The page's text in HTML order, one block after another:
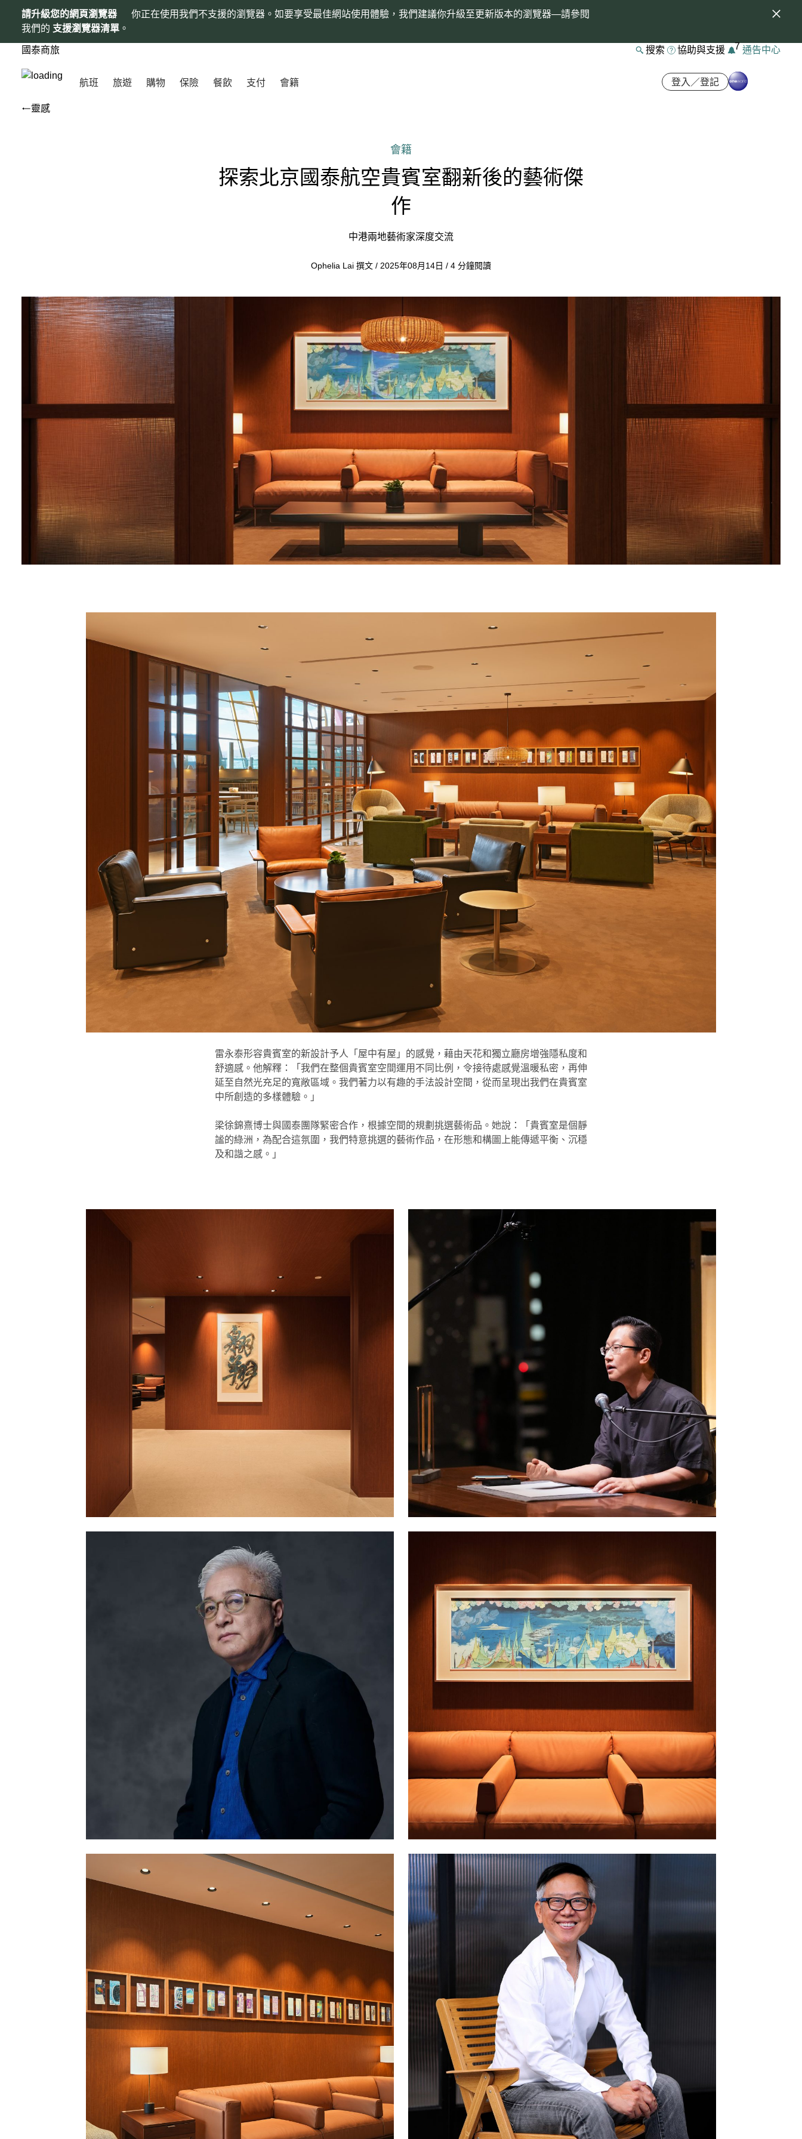
請升級您的網頁瀏覽器
你正在使用我們不支援的瀏覽器。如要享受最佳網站使用體驗，我們建議你升級至更新版本的瀏覽器—請參閱
我們的 支援瀏覽器清單 。
國泰商旅 搜索 協助與支援 7 通告中心
航班 旅遊 購物 保險 餐飲 支付 會籍 登入／登記
靈感
會籍
探索北京國泰航空貴賓室翻新後的藝術傑
作
中港兩地藝術家深度交流
Ophelia Lai 撰文 / 2025年08月14日 / 4 分鐘閱讀
雷永泰形容貴賓室的新設計予人「屋中有屋」的感覺，藉由天花和獨立廳房增強隱私度和
舒適感。他解釋：「我們在整個貴賓室空間運用不同比例，令接待處感覺溫暖私密，再伸
延至自然光充足的寬敞區域。我們著力以有趣的手法設計空間，從而呈現出我們在貴賓室
中所創造的多樣體驗。」
梁徐錦熹博士與國泰團隊緊密合作，根據空間的規劃挑選藝術品。她說：「貴賓室是個靜
謐的綠洲，為配合這氛圍，我們特意挑選的藝術作品，在形態和構圖上能傳遞平衡、沉穩
及和諧之感。」